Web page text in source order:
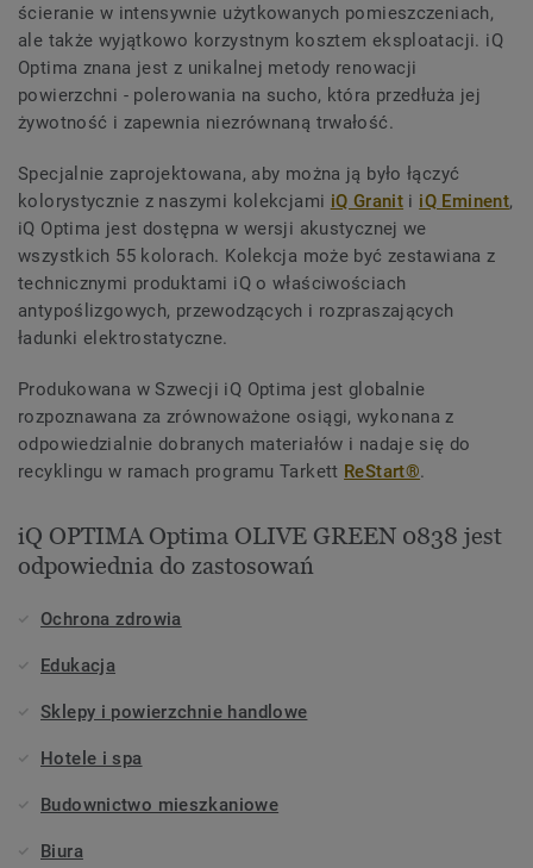
ścieranie w intensywnie użytkowanych pomieszczeniach,
ale także wyjątkowo korzystnym kosztem eksploatacji. iQ
Optima znana jest z unikalnej metody renowacji
powierzchni - polerowania na sucho, która przedłuża jej
żywotność i zapewnia niezrównaną trwałość.
Specjalnie zaprojektowana, aby można ją było łączyć
kolorystycznie z naszymi kolekcjami iQ Granit i iQ Eminent,
iQ Optima jest dostępna w wersji akustycznej we
wszystkich 55 kolorach. Kolekcja może być zestawiana z
technicznymi produktami iQ o właściwościach
antypoślizgowych, przewodzących i rozpraszających
ładunki elektrostatyczne.
Produkowana w Szwecji iQ Optima jest globalnie
rozpoznawana za zrównoważone osiągi, wykonana z
odpowiedzialnie dobranych materiałów i nadaje się do
recyklingu w ramach programu Tarkett ReStart®.
iQ OPTIMA Optima OLIVE GREEN 0838 jest
odpowiednia do zastosowań
Ochrona zdrowia
Edukacja
Sklepy i powierzchnie handlowe
Hotele i spa
Budownictwo mieszkaniowe
Biura